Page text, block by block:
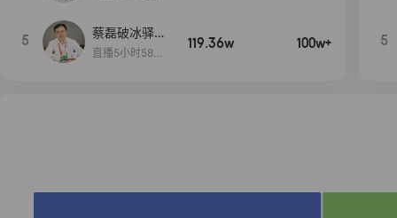
5
蔡磊破冰驿站
直播间好物分
直播5小时58分
119.36w 100w+ 5